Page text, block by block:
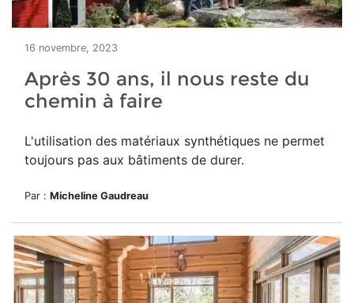
16 novembre, 2023
Après 30 ans, il nous reste du
chemin à faire
L'utilisation des matériaux synthétiques ne permet
toujours pas aux bâtiments de durer.
Par : Micheline Gaudreau